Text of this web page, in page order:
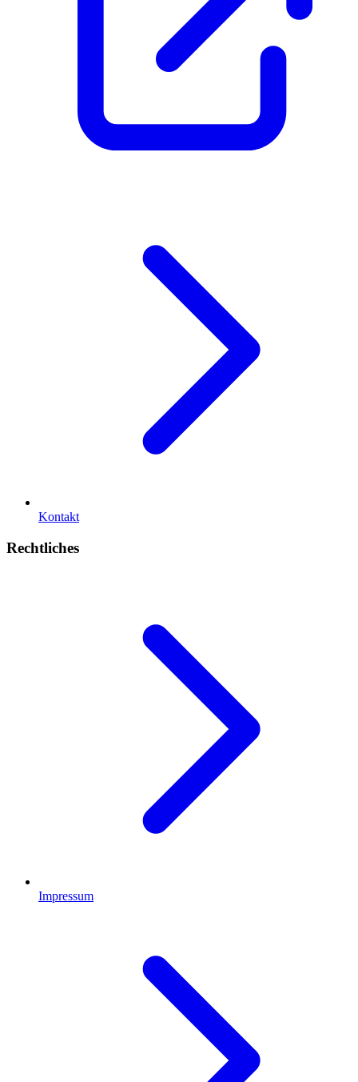
Kontakt
Rechtliches
Impressum